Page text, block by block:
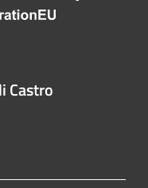
Castro